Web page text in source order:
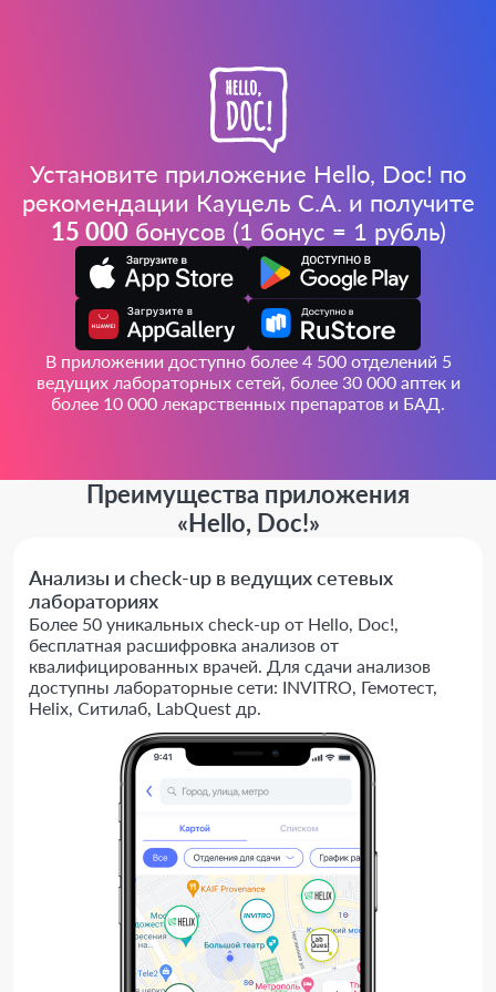
Установите приложение Hello, Doc! по
рекомендации Кауцель С.А. и получите
15 000бонусов (1 бонус = 1 рубль)
В приложении доступно более 4 500 отделений 5
ведущих лабораторных сетей, более 30 000 аптек и
более 10 000 лекарственных препаратов и БАД.
Преимущества приложения
«Hello, Doc!»
Анализы и check-up в ведущих сетевых
лабораториях
Более 50 уникальных check-up от Hello, Doc!,
бесплатная расшифровка анализов от
квалифицированных врачей. Для сдачи анализов
доступны лабораторные сети: INVITRO, Гемотест,
Helix, Ситилаб, LabQuest др.